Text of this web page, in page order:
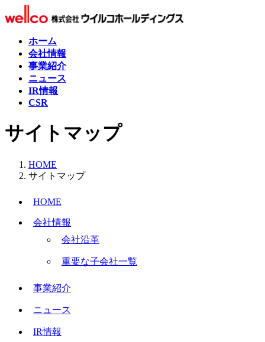
ン
ビ
ホーム
会社情報
事業紹介
ニュース
IR情報
CSR
サイトマップ
HOME
サイトマップ
HOME
会社情報
会社沿革
重要な子会社一覧
事業紹介
ニュース
IR情報